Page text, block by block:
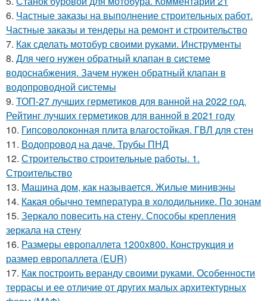
6. Частные заказы на выполнение строительных работ.
Частные заказы и тендеры на ремонт и строительство
7. Как сделать мотобур своими руками. Инструменты
8. Для чего нужен обратный клапан в системе
водоснабжения. Зачем нужен обратный клапан в
водопроводной системы
9. ТОП-27 лучших герметиков для ванной на 2022 год.
Рейтинг лучших герметиков для ванной в 2021 году
10. Гипсоволоконная плита влагостойкая. ГВЛ для стен
11. Водопровод на даче. Трубы ПНД
12. Строительство строительные работы. 1.
Строительство
13. Машина дом, как называется. Жилые минивэны
14. Какая обычно температура в холодильнике. По зонам
15. Зеркало повесить на стену. Способы крепления
зеркала на стену
16. Размеры европаллета 1200х800. Конструкция и
размер европаллета (EUR)
17. Как построить веранду своими руками. Особенности
террасы и ее отличие от других малых архитектурных